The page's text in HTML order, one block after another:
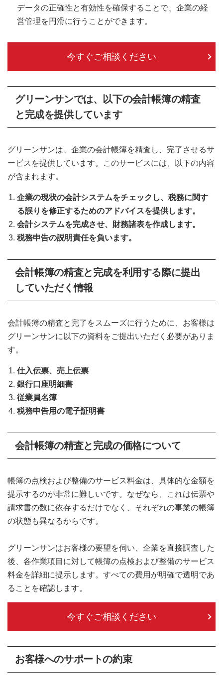
データの正確性と有効性を確保することで、企業の経
営管理を円滑に行うことができます。
今すぐご相談ください
グリーンサンでは、以下の会計帳簿の精査
と完成を提供しています
グリーンサンは、企業の会計帳簿を精査し、完了させるサ
ービスを提供しています。このサービスには、以下の内容
が含まれます。
企業の現状の会計システムをチェックし、税務に関す
る誤りを修正するためのアドバイスを提供します。
会計システムを完成させ、財務諸表を作成します。
税務申告の説明責任を負います。
会計帳簿の精査と完成を利用する際に提出
していただく情報
会計帳簿の精査と完了をスムーズに行うために、お客様は
グリーンサンに以下の資料をご提出いただく必要がありま
す。
仕入伝票、売上伝票
銀行口座明細書
従業員名簿
税務申告用の電子証明書
会計帳簿の精査と完成の価格について
帳簿の点検および整備のサービス料金は、具体的な金額を
提示するのが非常に難しいです。なぜなら、これは伝票や
請求書の数に依存するだけでなく、それぞれの事業の帳簿
の状態も異なるからです。
グリーンサンはお客様の要望を伺い、企業を直接調査した
後、各作業項目に対して帳簿の点検および整備のサービス
料金を詳細に提示します。すべての費用が明確で透明であ
ることを確認します。
今すぐご相談ください
お客様へのサポートの約束